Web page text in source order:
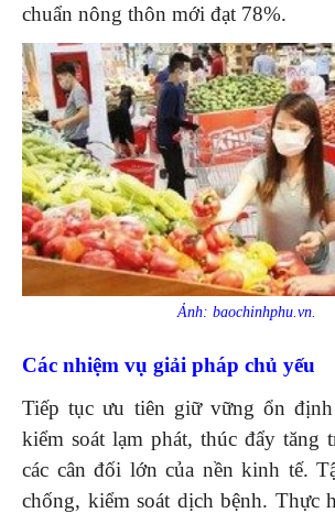
chuẩn nông thôn mới đạt 78%.
Ảnh: baochinhphu.vn.
Các nhiệm vụ giải pháp chủ yếu
Tiếp tục ưu tiên giữ vững ổn
kiểm soát lạm phát, thúc đẩy tăng
các cân đối lớn của nền kinh tế.
chống, kiểm soát dịch bệnh. Thực